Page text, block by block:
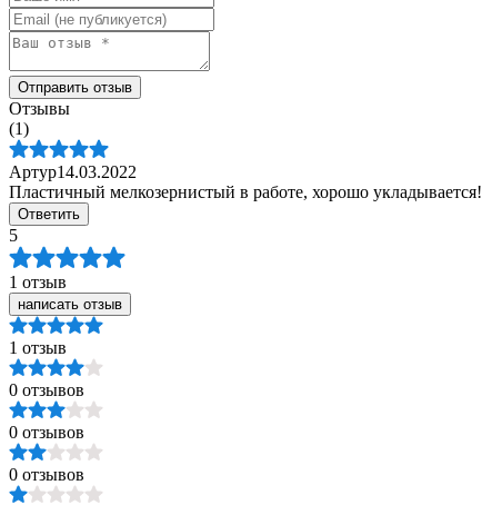
Отправить отзыв
Отзывы
(1)
Aртур14.03.2022
Пластичный мелкозернистый в работе, хорошо укладывается!
Ответить
5
1 отзыв
написать отзыв
1 отзыв
0 отзывов
0 отзывов
0 отзывов